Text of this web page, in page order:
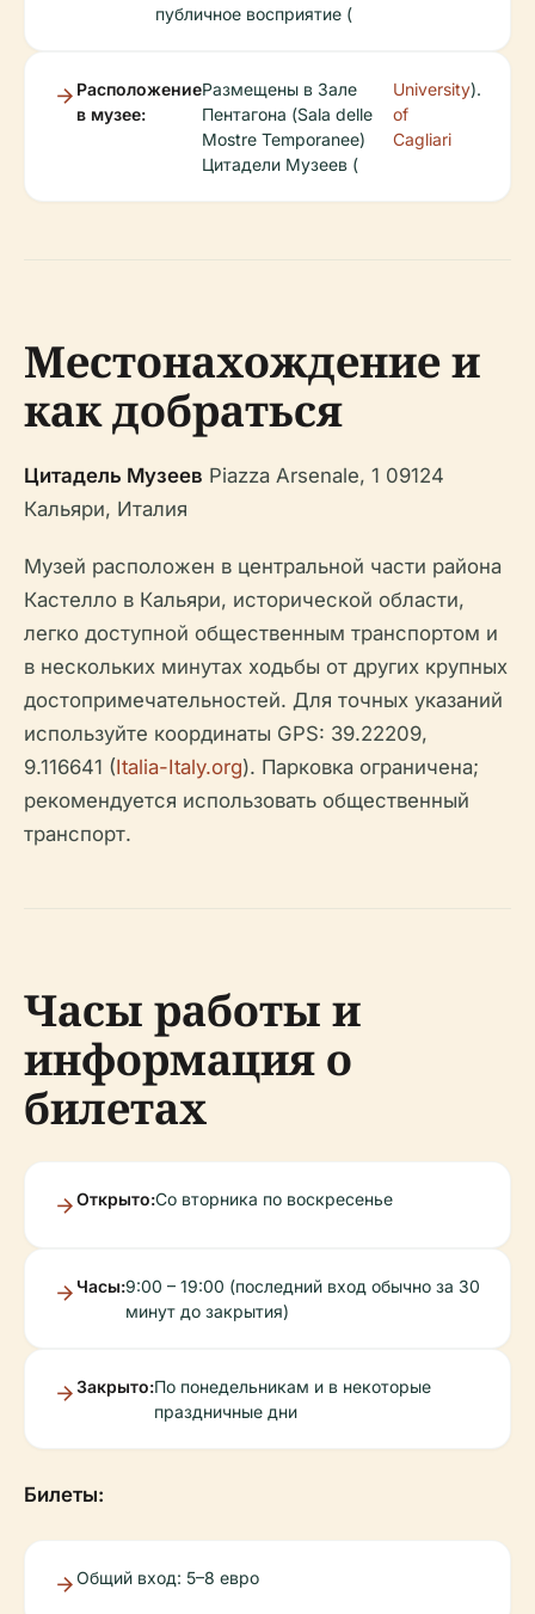
публичное восприятие (
Расположение
в музее:
Размещены в Зале
Пентагона (Sala delle
Mostre Temporanee)
Цитадели Музеев (
University
of
Cagliari
).
Местонахождение и
как добраться
Цитадель Музеев Piazza Arsenale, 1 09124
Кальяри, Италия
Музей расположен в центральной части района
Кастелло в Кальяри, исторической области,
легко доступной общественным транспортом и
в нескольких минутах ходьбы от других крупных
достопримечательностей. Для точных указаний
используйте координаты GPS: 39.22209,
9.116641 (Italia-Italy.org). Парковка ограничена;
рекомендуется использовать общественный
транспорт.
Часы работы и
информация о
билетах
Открыто:Со вторника по воскресенье
Часы:9:00 – 19:00 (последний вход обычно за 30
минут до закрытия)
Закрыто:По понедельникам и в некоторые
праздничные дни
Билеты:
Общий вход: 5–8 евро